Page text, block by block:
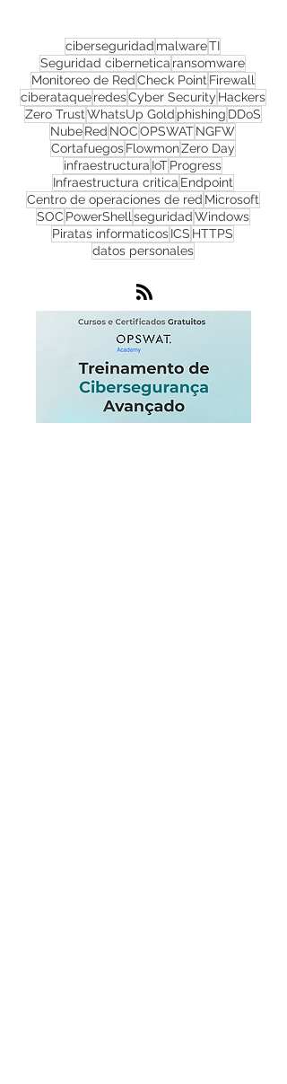
ciberseguridadmalwareTI
Seguridad ciberneticaransomware
Monitoreo de RedCheck PointFirewall
ciberataqueredesCyber SecurityHackers
Zero TrustWhatsUp GoldphishingDDoS
NubeRedNOCOPSWATNGFW
CortafuegosFlowmon Zero Day
infraestructuraIoTProgress
Infraestructura criticaEndpoint
Centro de operaciones de red Microsoft
PowerShellseguridad
datos personales